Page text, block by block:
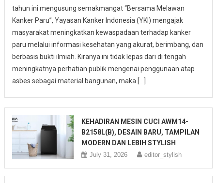
tahun ini mengusung semakmangat “Bersama Melawan
Kanker Paru”, Yayasan Kanker Indonesia (YKI) mengajak
masyarakat meningkatkan kewaspadaan terhadap kanker
paru melalui informasi kesehatan yang akurat, berimbang, dan
berbasis bukti ilmiah. Kiranya ini tidak lepas dari di tengah
meningkatnya perhatian publik mengenai penggunaan atap
asbes sebagai material bangunan, maka […]
KEHADIRAN MESIN CUCI AWM14-
B2158L(B), DESAIN BARU, TAMPILAN
MODERN DAN LEBIH STYLISH
July 31, 2026 editor_stylish